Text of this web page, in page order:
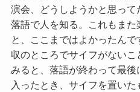
演会、どうしようかと思っ
落語で人を知る。これもまた
と、ここまではよかったん
収のところでサイフがない
みると、落語が終わって最
入ったとき、サイフを置い